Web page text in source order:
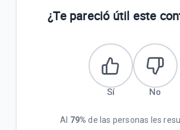
¿Te pareció útil este
Sí No
Al 79% de las personas les